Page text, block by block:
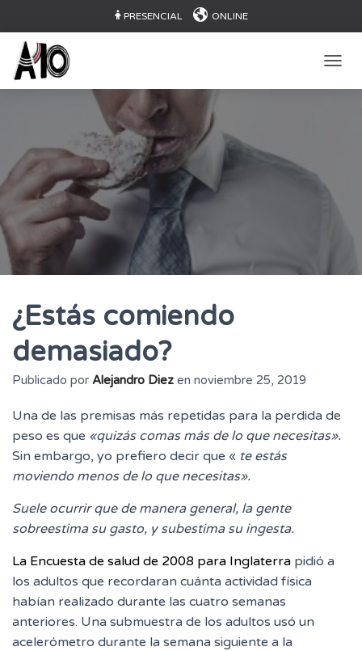
PRESENCIAL ONLINE
¿Estás comiendo
demasiado?
Publicado por Alejandro Diez en noviembre 25, 2019
Una de las premisas más repetidas para la perdida de
peso es que «quizás comas más de lo que necesitas».
Sin embargo, yo prefiero decir que « te estás
moviendo menos de lo que necesitas».
Suele ocurrir que de manera general, la gente
sobreestima su gasto, y subestima su ingesta.
La Encuesta de salud de 2008 para Inglaterra pidió a
los adultos que recordaran cuánta actividad física
habían realizado durante las cuatro semanas
anteriores. Una submuestra de los adultos usó un
acelerómetro durante la semana siguiente a la